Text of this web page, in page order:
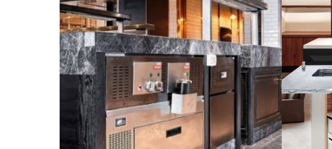
MARIOTT HOTEL SURAWONG | MARCH
2018